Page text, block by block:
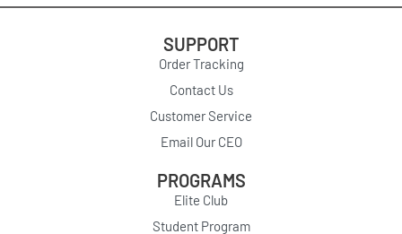
SUPPORT
Order Tracking
Contact Us
Customer Service
Email Our CEO
PROGRAMS
Elite Club
Student Program